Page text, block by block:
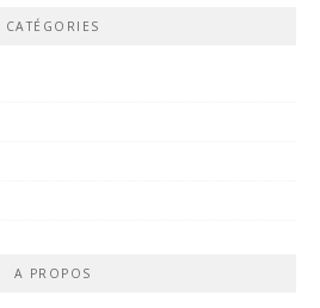
CATÉGORIES
A PROPOS